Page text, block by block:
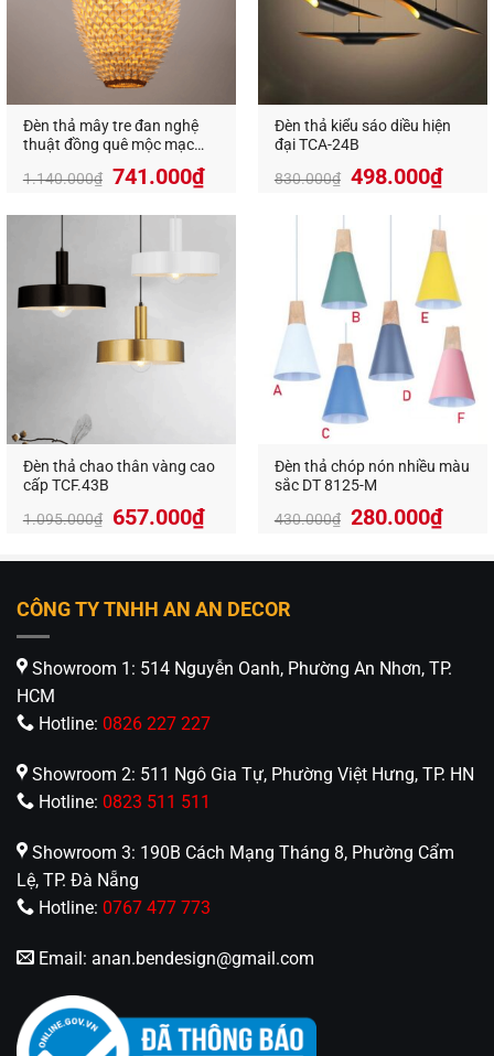
Đèn thả mây tre đan nghệ
thuật đồng quê mộc mạc
1.140.000₫ Giá
là:
741.000₫Giá
hiện
tại
Đèn thả kiểu sáo diều hiện
đại TCA-24B
830.000₫ Giá
830.000₫.
498.000₫Giá
hiện
là:
Đèn thả chao thân vàng cao
cấp TCF.43B
1.095.000₫ 657.000₫
Đèn thả chóp nón nhiều màu
sắc DT 8125-M
430.000₫ 280.000₫
CÔNG TY TNHH AN AN DECOR
Showroom 1: 514 Nguyễn Oanh, Phường An Nhơn, TP.
HCM
Hotline: 0826 227 227
Showroom 2: 511 Ngô Gia Tự, Phường Việt Hưng, TP. HN
Hotline: 0823 511 511
Showroom 3: 190B Cách Mạng Tháng 8, Phường Cẩm
Lệ, TP. Đà Nẵng
Hotline: 0767 477 773
Email: anan.bendesign@gmail.com